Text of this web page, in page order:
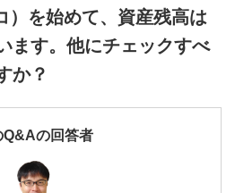
）を始めて、資産残高は
ます。他にチェックすべ
か？
Q&Aの回答者